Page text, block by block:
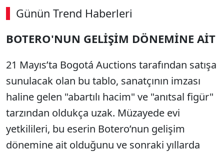
Günün Trend Haberleri
BOTERO'NUN GELİŞİM DÖNEMİNE AİT
21 Mayıs’ta Bogotá Auctions tarafından satışa
sunulacak olan bu tablo, sanatçının imzası
haline gelen "abartılı hacim" ve "anıtsal figür"
tarzından oldukça uzak. Müzayede evi
yetkilileri, bu eserin Botero’nun gelişim
dönemine ait olduğunu ve sonraki yıllarda